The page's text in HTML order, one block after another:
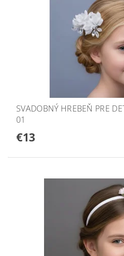
SVADOBNÝ HREBEŇ PRE
01
€13